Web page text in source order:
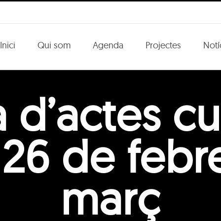
Inici Qui som Agenda Projectes
de
març